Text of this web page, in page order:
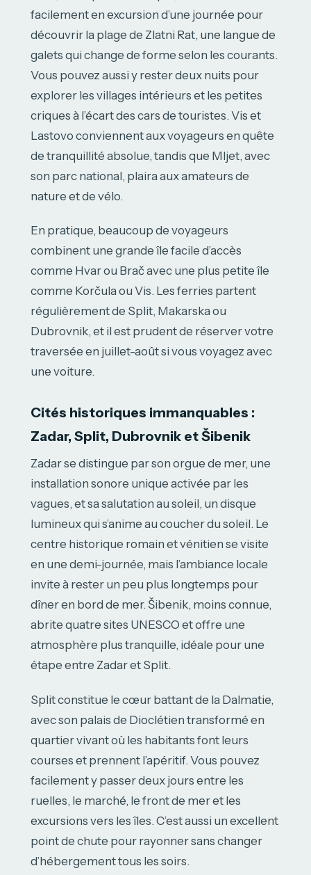
facilement en excursion d’une journée pour
découvrir la plage de Zlatni Rat, une langue de
galets qui change de forme selon les courants.
Vous pouvez aussi y rester deux nuits pour
explorer les villages intérieurs et les petites
criques à l’écart des cars de touristes. Vis et
Lastovo conviennent aux voyageurs en quête
de tranquillité absolue, tandis que Mljet, avec
son parc national, plaira aux amateurs de
nature et de vélo.
En pratique, beaucoup de voyageurs
combinent une grande île facile d’accès
comme Hvar ou Brač avec une plus petite île
comme Korčula ou Vis. Les ferries partent
régulièrement de Split, Makarska ou
Dubrovnik, et il est prudent de réserver votre
traversée en juillet-août si vous voyagez avec
une voiture.
Cités historiques immanquables :
Zadar, Split, Dubrovnik et Šibenik
Zadar se distingue par son orgue de mer, une
installation sonore unique activée par les
vagues, et sa salutation au soleil, un disque
lumineux qui s’anime au coucher du soleil. Le
centre historique romain et vénitien se visite
en une demi-journée, mais l’ambiance locale
invite à rester un peu plus longtemps pour
dîner en bord de mer. Šibenik, moins connue,
abrite quatre sites UNESCO et offre une
atmosphère plus tranquille, idéale pour une
étape entre Zadar et Split.
Split constitue le cœur battant de la Dalmatie,
avec son palais de Dioclétien transformé en
quartier vivant où les habitants font leurs
courses et prennent l’apéritif. Vous pouvez
facilement y passer deux jours entre les
ruelles, le marché, le front de mer et les
excursions vers les îles. C’est aussi un excellent
point de chute pour rayonner sans changer
d’hébergement tous les soirs.